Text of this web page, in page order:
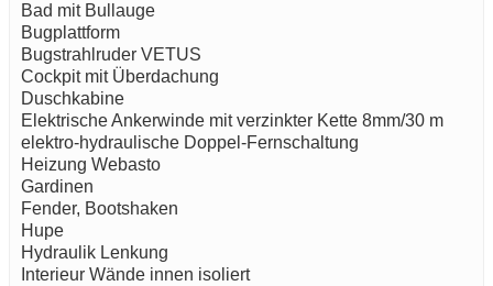
Bad mit Bullauge
Bugplattform
Bugstrahlruder VETUS
Cockpit mit Überdachung
Duschkabine
Elektrische Ankerwinde mit verzinkter Kette 8mm/30 m
elektro-hydraulische Doppel-Fernschaltung
Heizung Webasto
Gardinen
Fender, Bootshaken
Hupe
Hydraulik Lenkung
Interieur Wände innen isoliert